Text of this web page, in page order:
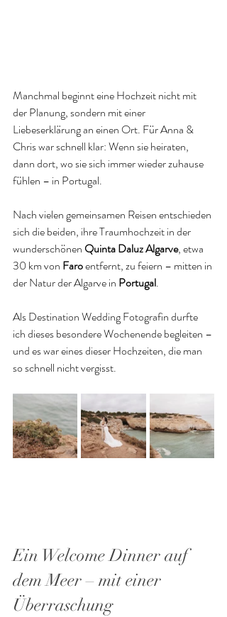
Manchmal beginnt eine Hochzeit nicht mit
der Planung, sondern mit einer
Liebeserklärung an einen Ort. Für Anna &
Chris war schnell klar: Wenn sie heiraten,
dann dort, wo sie sich immer wieder zuhause
fühlen – in Portugal.
Nach vielen gemeinsamen Reisen entschieden
sich die beiden, ihre Traumhochzeit in der
wunderschönen Quinta Daluz Algarve, etwa
30 km von Faro entfernt, zu feiern – mitten in
der Natur der Algarve in Portugal.
Als Destination Wedding Fotografin durfte
ich dieses besondere Wochenende begleiten –
und es war eines dieser Hochzeiten, die man
so schnell nicht vergisst.
Ein Welcome Dinner auf
dem Meer – mit einer
Überraschung